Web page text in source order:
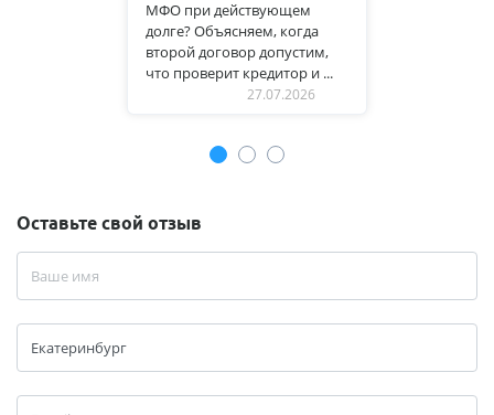
МФО при действующем
долге? Объясняем, когда
второй договор допустим,
что проверит кредитор и ...
27.07.2026
Оставьте свой отзыв